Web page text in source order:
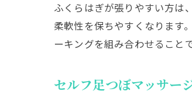
ふくらはぎが張りやすい方は
柔軟性を保ちやすくなります
ーキングを組み合わせること
セルフ足つぼマッサー